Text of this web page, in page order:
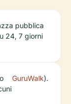
pubblica
24, 7 giorni
GuruWalk).